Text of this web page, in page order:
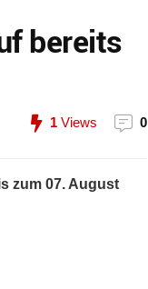
bereits
1 Views 0
zum 07. August